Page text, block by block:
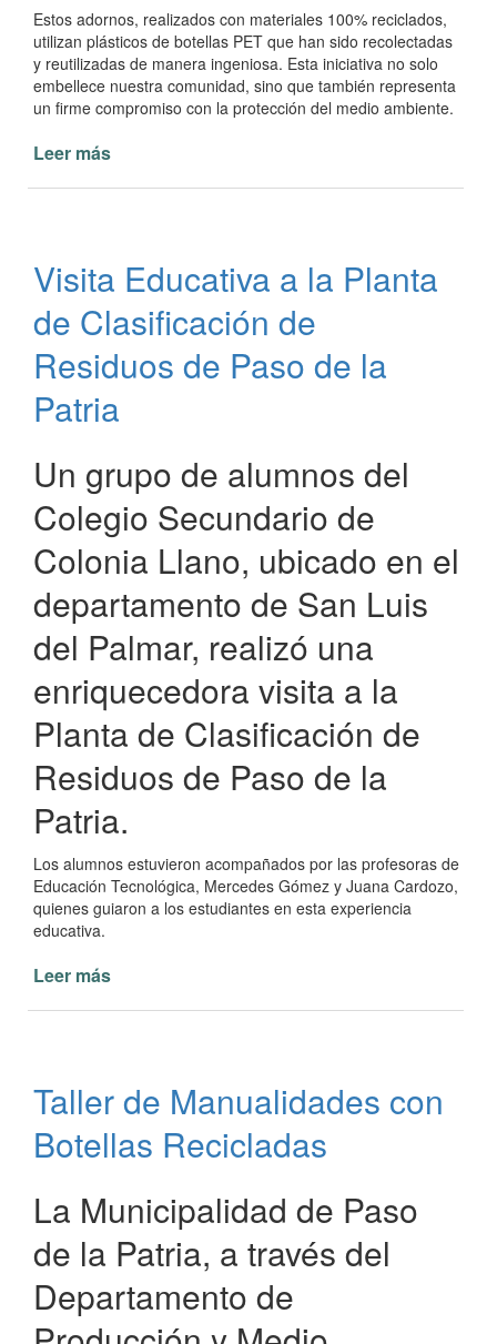
Estos adornos, realizados con materiales 100% reciclados,
utilizan plásticos de botellas PET que han sido recolectadas
y reutilizadas de manera ingeniosa. Esta iniciativa no solo
embellece nuestra comunidad, sino que también representa
un firme compromiso con la protección del medio ambiente.
Leer más
Navideños
Reciclados
en
Paso
de
Patria
Visita Educativa a la Planta
de Clasificación de
Residuos de Paso de la
Patria
Un grupo de alumnos del
Colegio Secundario de
Colonia Llano, ubicado en el
departamento de San Luis
del Palmar, realizó una
enriquecedora visita a la
Planta de Clasificación de
Residuos de Paso de la
Patria.
Los alumnos estuvieron acompañados por las profesoras de
Educación Tecnológica, Mercedes Gómez y Juana Cardozo,
quienes guiaron a los estudiantes en esta experiencia
educativa.
Leer más
Planta
de
Clasificación
Residuos
de
Paso
de
la
Patria
Taller de Manualidades con
Botellas Recicladas
La Municipalidad de Paso
de la Patria, a través del
Departamento de